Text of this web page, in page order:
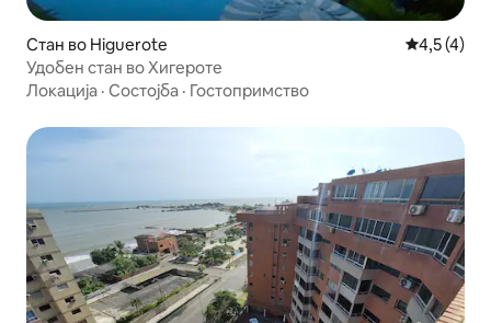
Стан во Higuerote Просечна
4,5 (4)
Удобен стан во Хигероте
Локација · Состојба · Гостопримство